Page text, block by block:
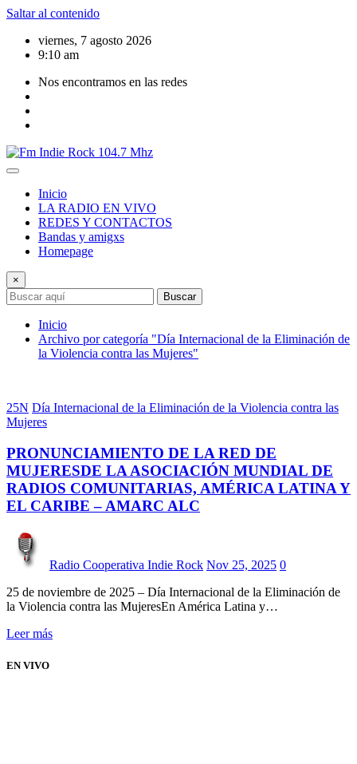
Saltar al contenido
viernes, 7 agosto 2026
9:10 am
Nos encontramos en las redes
Inicio
LA RADIO EN VIVO
REDES Y CONTACTOS
Bandas y amigxs
Homepage
×
Buscar
Inicio
Archivo por categoría "Día Internacional de la Eliminación de
la Violencia contra las Mujeres"
25N Día Internacional de la Eliminación de la Violencia contra las
Mujeres
PRONUNCIAMIENTO DE LA RED DE
MUJERESDE LA ASOCIACIÓN MUNDIAL DE
RADIOS COMUNITARIAS, AMÉRICA LATINA Y
EL CARIBE – AMARC ALC
Radio Cooperativa Indie Rock Nov 25, 2025 0
25 de noviembre de 2025 – Día Internacional de la Eliminación de
la Violencia contra las MujeresEn América Latina y…
Leer más
EN VIVO